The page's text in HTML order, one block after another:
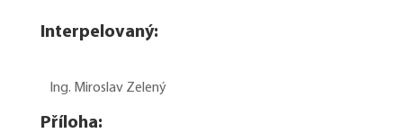
Interpelovaný:
Ing. Miroslav Zelený
Příloha: